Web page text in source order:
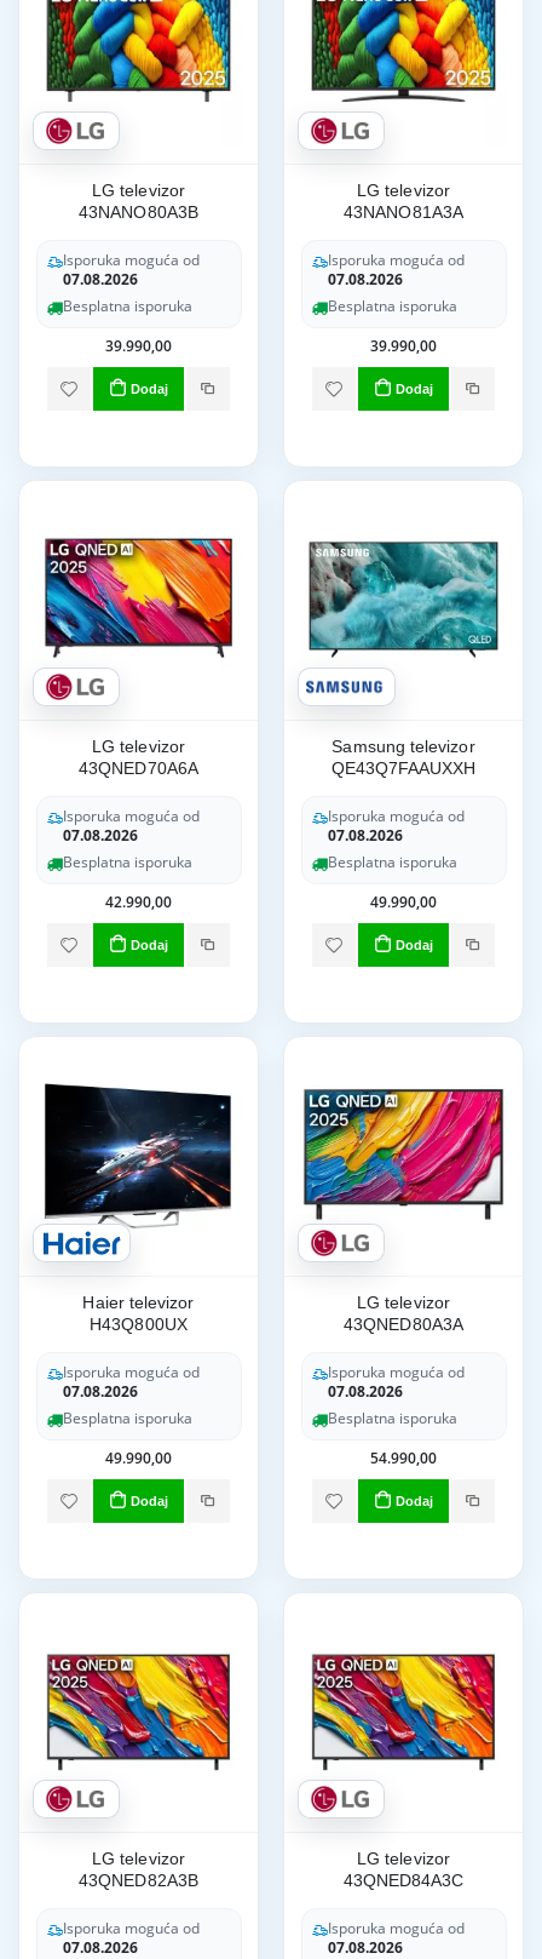
LG televizor
43NANO80A3B
Isporuka moguća od
07.08.2026
Besplatna isporuka
39.990,00
Dodaj
LG televizor
43NANO81A3A
Isporuka moguća od
07.08.2026
Besplatna isporuka
39.990,00
Dodaj
LG televizor
43QNED70A6A
Isporuka moguća od
07.08.2026
Besplatna isporuka
42.990,00
Dodaj
Samsung televizor
QE43Q7FAAUXXH
Isporuka moguća od
07.08.2026
Besplatna isporuka
49.990,00
Dodaj
Haier televizor
H43Q800UX
Isporuka moguća od
07.08.2026
Besplatna isporuka
49.990,00
Dodaj
LG televizor
43QNED80A3A
Isporuka moguća od
07.08.2026
Besplatna isporuka
54.990,00
Dodaj
LG televizor
43QNED82A3B
Isporuka moguća od
07.08.2026
LG televizor
43QNED84A3C
Isporuka moguća od
07.08.2026